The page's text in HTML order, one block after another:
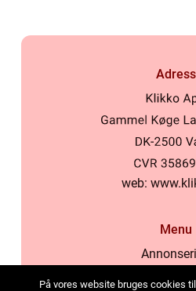
Adress
web:
Menu
På vores website bruges cookies